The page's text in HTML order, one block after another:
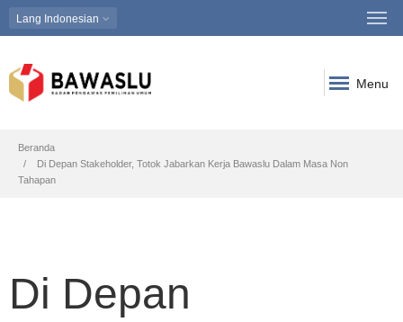
Lang Indonesian
Menu
Breadcrumb
Beranda
Di Depan Stakeholder, Totok Jabarkan Kerja Bawaslu Dalam Masa Non
Tahapan
Di Depan